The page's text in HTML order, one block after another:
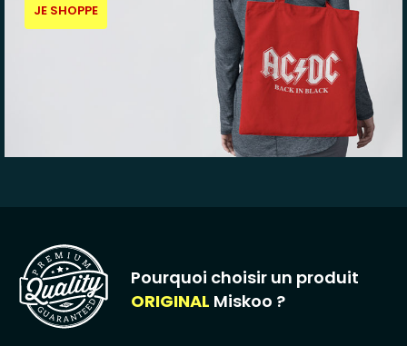
JE SHOPPE
Pourquoi choisir un produit
ORIGINAL Miskoo ?